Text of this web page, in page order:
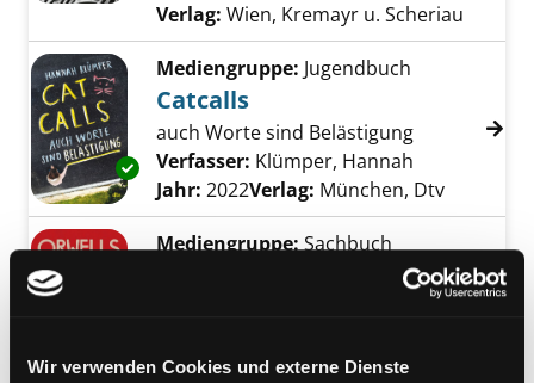
Wir verwenden Cookies und externe Dienste
Verlag: Wien, Kremayr u. Scheriau
Exemplar-Details von Catcalls anzeigen
Mediengruppe: Jugendbuch
Catcalls
auch Worte sind Belästigung
Verfasser: Klümper, Hannah
Jahr: 2022Verlag: München, Dtv
Mediengruppe:Sachbuch
Suche nach
Verlag:Hamburg, Rowohlt Verl.